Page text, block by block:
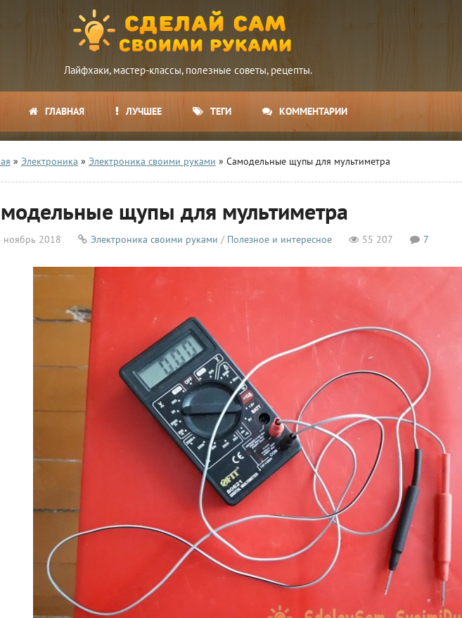
Лайфхаки, мастер-классы, полезные советы, рецепты.
ГЛАВНАЯ ЛУЧШЕЕ ТЕГИ КОММЕНТАРИИ
» Электроника » Электроника своими руками » Самодельные щупы для мультиметра
щупы для мультиметра
ноябрь 2018 Электроника своими руками / Полезное и интересное 55 207 7